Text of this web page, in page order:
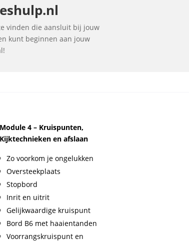
vinden die aansluit bij jouw
kunt beginnen aan jouw
Module 4 – Kruispunten,
Kijktechnieken en afslaan
Zo voorkom je ongelukken
Oversteekplaats
Stopbord
Inrit en uitrit
Gelijkwaardige kruispunt
Bord B6 met haaientanden
Voorrangskruispunt en